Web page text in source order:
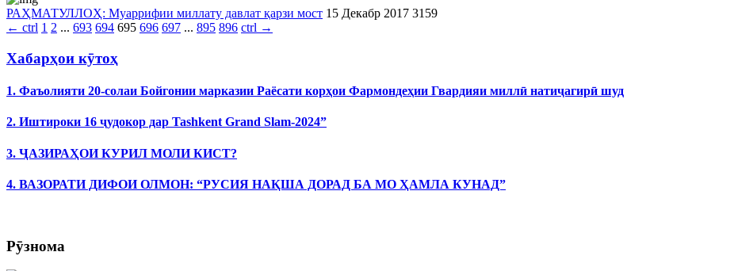
РАҲМАТУЛЛОҲ: Муаррифии миллату давлат қарзи мост 15 Декабр 2017 3159
← ctrl 1 2 ... 693 694 695 696 697 ... 895 896 ctrl →
Хабарҳои кӯтоҳ
1. Фаъолияти 20-солаи Бойгонии марказии Раёсати корҳои Фармондеҳии Гвардияи миллӣ натиҷагирӣ шуд
2. Иштироки 16 ҷудокор дар Tashkent Grand Slam-2024”
3. ҶАЗИРАҲОИ КУРИЛ МОЛИ КИСТ?
4. ВАЗОРАТИ ДИФОИ ОЛМОН: “РУСИЯ НАҚША ДОРАД БА МО ҲАМЛА КУНАД”
Рӯзнома